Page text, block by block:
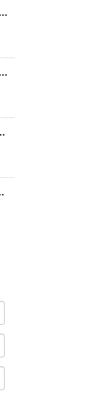
Antalya Aksu çamköyde kiralık tarla ve depolar için bizi arayabilirsiniz
TÜRKİYE GENELİ ARSALARINIZ DEĞERİNDE ALINIR SATILIR TAKAS EDİLİR ARAYIN YARDIMCI OLALIM
imarlı müstail tapulu arsa
GÜN NAKİTE ÇEVRİLİR